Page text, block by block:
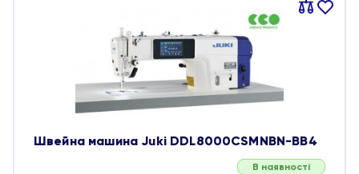
Порівняти
В
Швейна машина Juki DDL8000CSMNBN-BB4
В наявності